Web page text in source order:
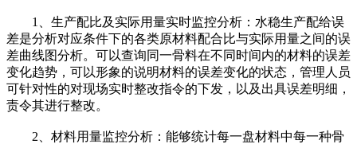
1、生产配比及实际用量实时监控分析：水稳生产配给误
差是分析对应条件下的各类原材料配合比与实际用量之间的误
差曲线图分析。可以查询同一骨料在不同时间内的材料的误差
变化趋势，可以形象的说明材料的误差变化的状态，管理人员
可针对性的对现场实时整改指令的下发，以及出具误差明细，
责令其进行整改。
2、材料用量监控分析：能够统计每一盘材料中每一种骨